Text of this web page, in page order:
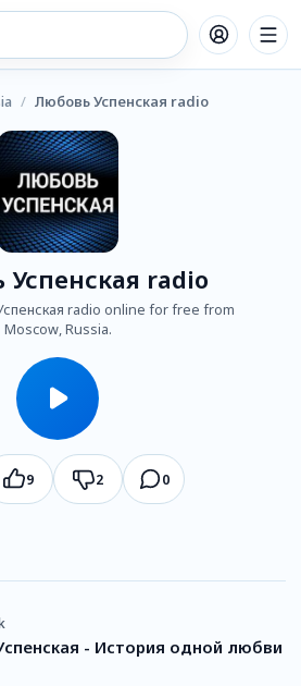
/ Любовь Успенская radio
radio
radio online for free from
Moscow, Russia.
9 2 0
- История одной любви